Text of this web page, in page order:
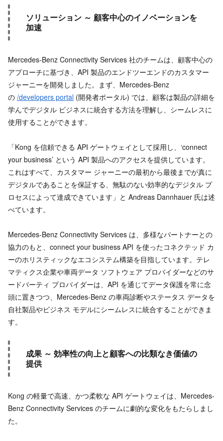
ソリューション ～ 顧客中心のイノベーションを
加速
Mercedes-Benz Connectivity Services 社のチームは、顧客中心の
アプローチに基づき、API 製品のエンドツーエンドのカスタマー
ジャーニーを開発しました。まず、Mercedes-Benz
の /developers portal (開発者ポータル) では、顧客は製品の詳細を
学んでデジタル ビジネスに統合する方法を理解し、シームレスに
使用することができます。
「Kong を信頼できる API ゲートウェイとして採用し、‘connect
your business’ という API 製品へのアクセスを提供しています。
これはすべて、カスタマー ジャーニーの最初から最後までが真に
デジタルであることを保証する、無駄のない効率的なデジタル プ
ロセスによって達成できています」と Andreas Dannhauer 氏は述
べています。
Mercedes-Benz Connectivity Services は、多様なパートナーとの
協力のもと、connect your business API を使ったコネクテッド カ
ーのホリスティックなエコシステム構築を目指しています。テレ
マティクス企業や車両データ ソフトウェア プロバイダーなどのサ
ードパーティ プロバイダーは、API を通じてデータ保護を常に念
頭に置きつつ、Mercedes-Benz の車両診断やステータス データを
自社製品やビジネス モデルにシームレスに統合することができま
す。
成果 ～ 効率性の向上と顧客への比類なき価値の
提供
Kong の軽量で高速、かつ柔軟な API ゲートウェイは、Mercedes-
Benz Connectivity Services のチームに劇的な変化をもたらしまし
た。